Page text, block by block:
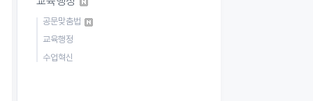
공문맞춤법
교육행정
수업혁신